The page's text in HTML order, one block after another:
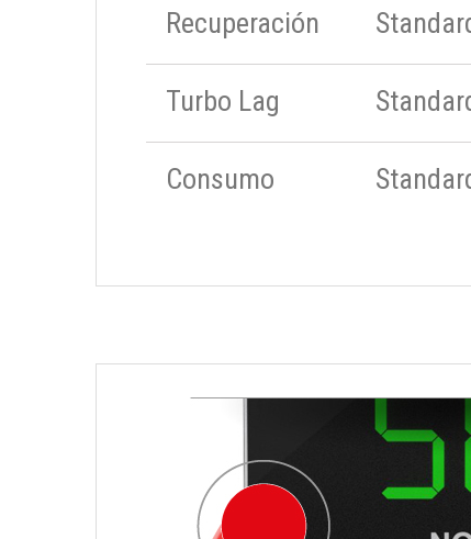
Recuperación
Turbo Lag
Consumo